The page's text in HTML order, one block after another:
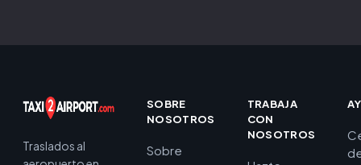
Traslados al
SOBRE
NOSOTROS
Sobre
TRABAJA
CON
NOSOTROS